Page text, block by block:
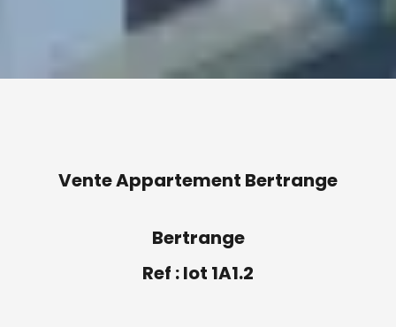
Vente Appartement Bertrange
Bertrange
Ref : lot 1A1.2